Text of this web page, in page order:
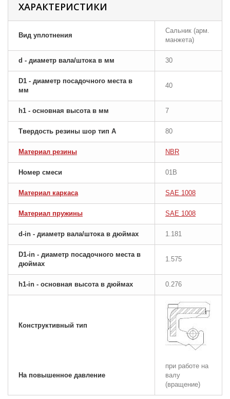
ХАРАКТЕРИСТИКИ
Вид уплотнения
Сальник (арм.
манжета)
d - диаметр вала/штока в мм 30
D1 - диаметр посадочного места в
мм
40
h1 - основная высота в мм 7
Твердость резины шор тип A 80
Материал резины NBR
Номер смеси 01B
Материал каркаса SAE 1008
Материал пружины SAE 1008
d-in - диаметр вала/штока в дюймах 1.181
D1-in - диаметр посадочного места в
дюймах
1.575
h1-in - основная высота в дюймах 0.276
Конструктивный тип
На повышенное давление
при работе на
валу
(вращение)